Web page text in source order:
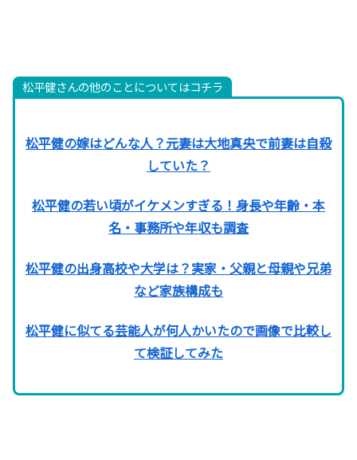
松平健さんの他のことについてはコチラ
松平健の嫁はどんな人？元妻は大地真央で前妻は自殺
していた？
松平健の若い頃がイケメンすぎる！身長や年齡・本
名・事務所や年収も調査
松平健の出身高校や大学は？実家・父親と母親や兄弟
など家族構成も
松平健に似てる芸能人が何人かいたので画像で比較し
て検証してみた